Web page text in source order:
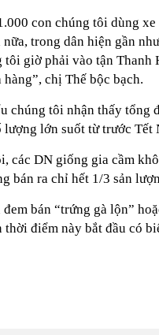
con chúng tôi dùng
trong dân hiện gần
tôi giờ phải vào tận Thanh
chị Thế bộc bạch.
chúng tôi nhận thấy tổng
lớn suốt từ trước Tết
các DN giống gia cầm
bán ra chỉ hết 1/3 sản
bán “trứng gà lộn”
thời điểm này bắt đầu có